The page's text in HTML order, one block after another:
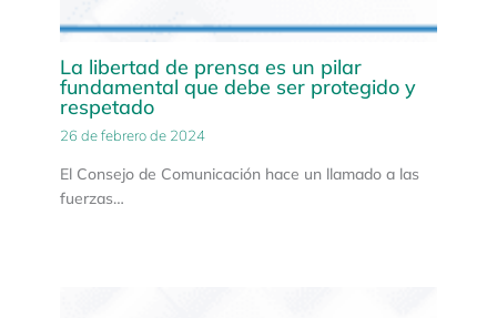
La libertad de prensa es un pilar
fundamental que debe ser protegido y
respetado
26 de febrero de 2024
El Consejo de Comunicación hace un llamado a las
fuerzas…